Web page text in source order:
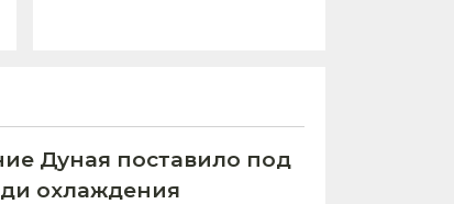
Дуная поставило под
охлаждения